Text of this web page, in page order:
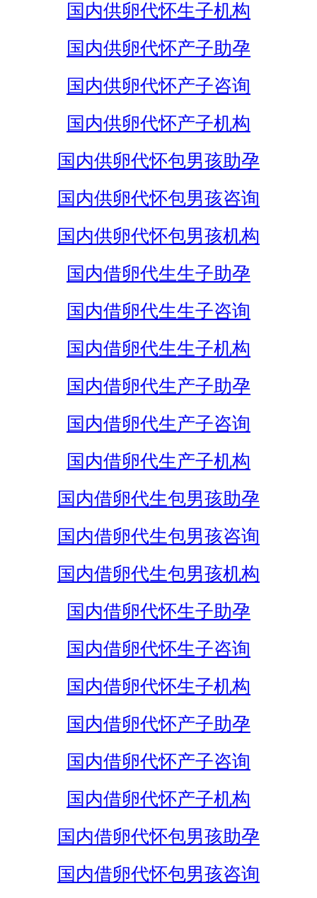
国内供卵代怀生子机构
国内供卵代怀产子助孕
国内供卵代怀产子咨询
国内供卵代怀产子机构
国内供卵代怀包男孩助孕
国内供卵代怀包男孩咨询
国内供卵代怀包男孩机构
国内借卵代生生子助孕
国内借卵代生生子咨询
国内借卵代生生子机构
国内借卵代生产子助孕
国内借卵代生产子咨询
国内借卵代生产子机构
国内借卵代生包男孩助孕
国内借卵代生包男孩咨询
国内借卵代生包男孩机构
国内借卵代怀生子助孕
国内借卵代怀生子咨询
国内借卵代怀生子机构
国内借卵代怀产子助孕
国内借卵代怀产子咨询
国内借卵代怀产子机构
国内借卵代怀包男孩助孕
国内借卵代怀包男孩咨询